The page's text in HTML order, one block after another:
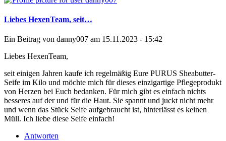
Liebes HexenTeam, seit…
Ein Beitrag von danny007 am 15.11.2023 - 15:42
Liebes HexenTeam,
seit einigen Jahren kaufe ich regelmäßig Eure PURUS Sheabutter-
Seife im Kilo und möchte mich für dieses einzigartige Pflegeprodukt
von Herzen bei Euch bedanken. Für mich gibt es einfach nichts
besseres auf der und für die Haut. Sie spannt und juckt nicht mehr
und wenn das Stück Seife aufgebraucht ist, hinterlässt es keinen
Müll. Ich liebe diese Seife einfach!
Antworten